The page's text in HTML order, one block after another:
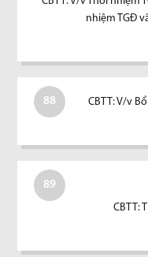
nhiệm TGĐ
88 CBTT: V/v
89
CBTT: